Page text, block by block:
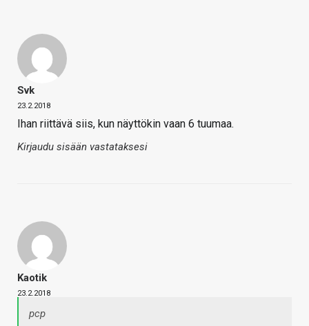
Svk
23.2.2018
Ihan riittävä siis, kun näyttökin vaan 6 tuumaa.
Kirjaudu sisään vastataksesi
Kaotik
23.2.2018
pcp